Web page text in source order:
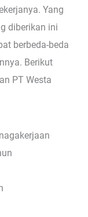
Yang
diberikan ini
berbeda-beda
Berikut
PT Westa